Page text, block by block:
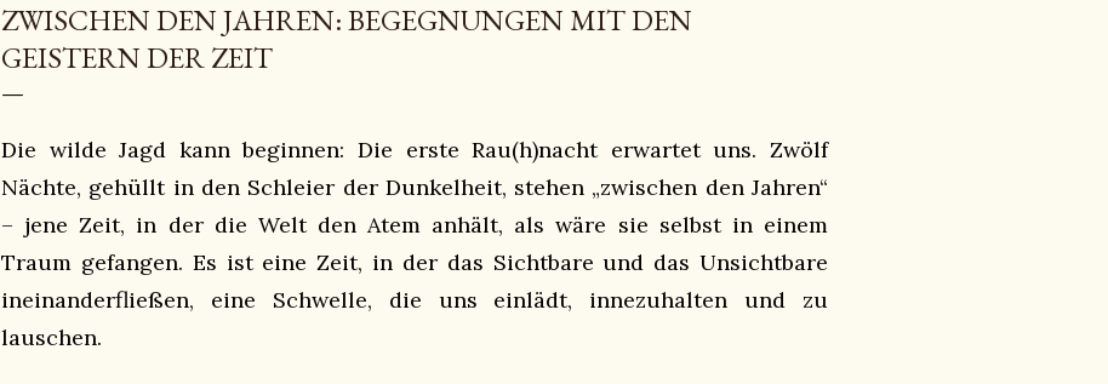
ZWISCHEN DEN JAHREN: BEGEGNUNGEN MIT DEN
GEISTERN DER ZEIT
Die wilde Jagd kann beginnen: Die erste Rau(h)nacht erwartet uns. Zwölf
Nächte, gehüllt in den Schleier der Dunkelheit, stehen „zwischen den Jahren“
– jene Zeit, in der die Welt den Atem anhält, als wäre sie selbst in einem
Traum gefangen. Es ist eine Zeit, in der das Sichtbare und das Unsichtbare
ineinanderfließen, eine Schwelle, die uns einlädt, innezuhalten und zu
lauschen.